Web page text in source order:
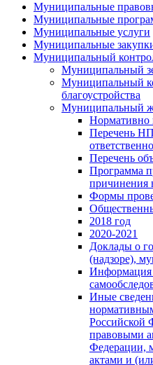
Муниципальные
Муниципальные
Муниципальные услуги
Муниципальные
Муниципальный
Муниципальный
Муниципальный
благоустройства
Муниципальный
Нормативно
Перечень
Перечень
Программа
причинения
Формы
2018 год
2020-2021
Доклады о
(надзоре),
Информация
Иные
Российской
правовыми
Федерации,
актами и